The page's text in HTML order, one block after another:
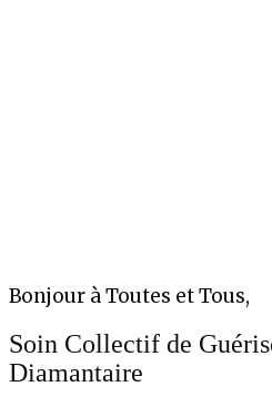
Bonjour à Toutes et Tous,
Soin Collectif de
Diamantaire